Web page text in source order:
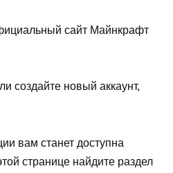
сайт Майнкрафт
создайте новый аккаунт,
вам станет доступна
странице найдите раздел